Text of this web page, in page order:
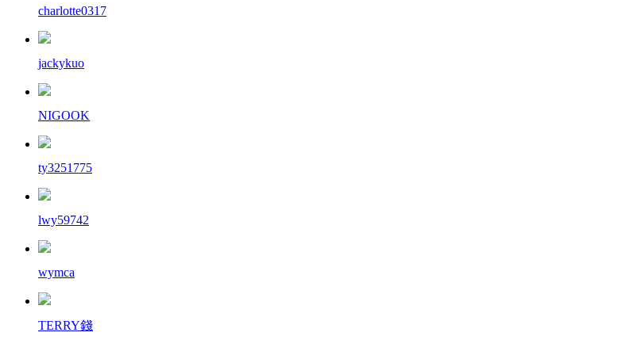
charlotte0317
jackykuo
NIGOOK
ty3251775
lwy59742
wymca
TERRY錢